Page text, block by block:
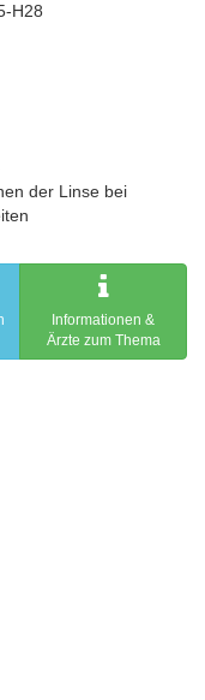
H28
der Linse bei
Informationen &
Ärzte zum Thema